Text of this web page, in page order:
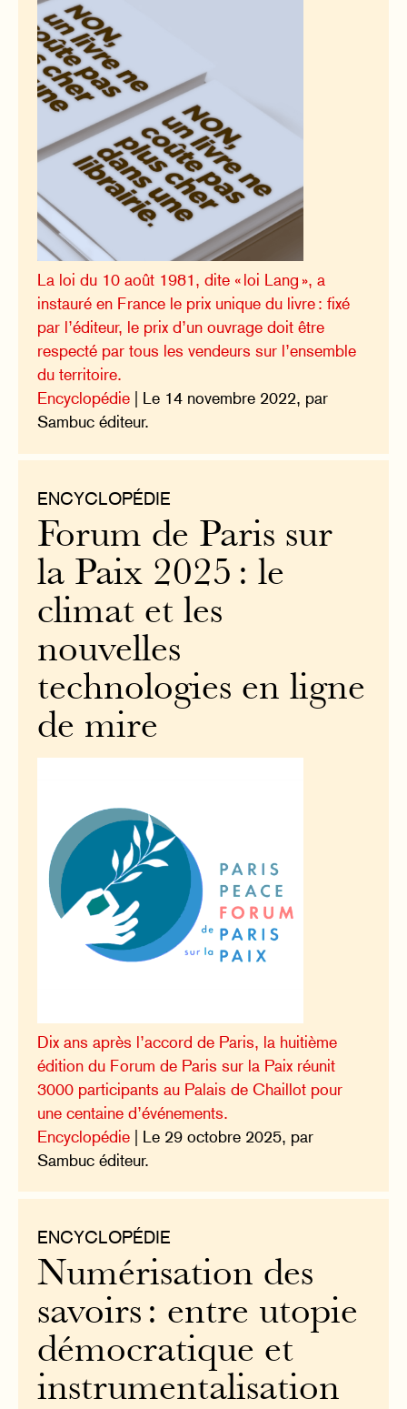
La loi du 10 août 1981, dite « loi Lang », a
instauré en France le prix unique du livre : fixé
par l’éditeur, le prix d’un ouvrage doit être
respecté par tous les vendeurs sur l’ensemble
du territoire.
Encyclopédie | Le 14 novembre 2022, par
Sambuc éditeur.
ENCYCLOPÉDIE
Forum de Paris sur
la Paix 2025 : le
climat et les
nouvelles
technologies en ligne
de mire
Dix ans après l’accord de Paris, la huitième
édition du Forum de Paris sur la Paix réunit
3000 participants au Palais de Chaillot pour
une centaine d’événements.
Encyclopédie | Le 29 octobre 2025, par
Sambuc éditeur.
ENCYCLOPÉDIE
Numérisation des
savoirs : entre utopie
démocratique et
instrumentalisation